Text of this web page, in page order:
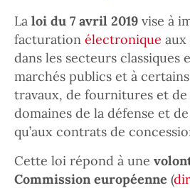
La loi du 7 avril 2019 vise à
facturation électronique aux
dans les secteurs classiques
marchés publics et à
travaux, de fournitures et de
domaines de la défense et
qu’aux contrats de
Cette loi répond à une
Commission européenne (